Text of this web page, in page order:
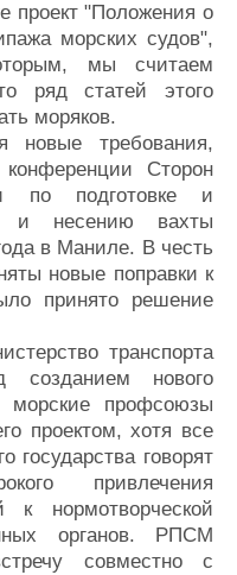
проект "Положения о
морских судов",
мы считаем
ряд статей этого
моряков.
новые требования,
Сторон
по подготовке и
и несению вахты
в Маниле. В честь
новые поправки к
принято решение
транспорта
нового
морские профсоюзы
проектом, хотя все
государства говорят
привлечения
к нормотворческой
органов. РПСМ
совместно с